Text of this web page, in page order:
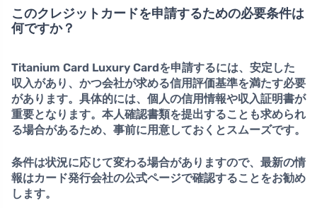
このクレジットカードを申請するための必要条件は
何ですか？
Titanium Card Luxury Cardを申請するには、 安定した
収入があり、かつ会社が求める信用評価基準を満たす必要
があります。具体的には、個人の信用情報や収入証明書が
重要となります。本人確認書類を提出することも求められ
る場合があるため、事前に用意しておくとスムーズです。
条件は状況に応じて変わる場合がありますので、最新の情
報はカード発行会社の公式ページで確認することをお勧め
します。